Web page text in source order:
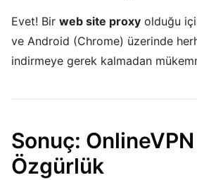
Evet! Bir web site proxy olduğu
ve Android (Chrome) üzerinde
indirmeye gerek kalmadan
Sonuç:
Özgürlük